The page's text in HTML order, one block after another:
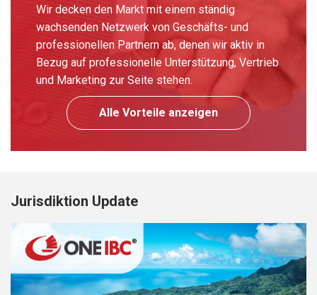
Wir decken den Markt mit einem ständig
wachsenden Netzwerk von Geschäfts- und
professionellen Partnern ab, denen wir aktiv in
Bezug auf professionelle Unterstützung, Vertrieb
und Marketing zur Seite stehen.
Alle Vorteile anzeigen
Jurisdiktion Update